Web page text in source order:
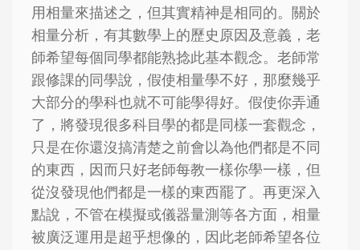
用相量來描述之，但其實精神是相同的。關於
相量分析，有其數學上的歷史原因及意義，老
師希望每個同學都能熟捻此基本觀念。老師常
跟修課的同學說，假使相量學不好，那麼幾乎
大部分的學科也就不可能學得好。假使你弄通
了，將發現很多科目學的都是同樣一套觀念，
只是在你還沒搞清楚之前會以為他們都是不同
的東西，因而只好老師每教一樣你學一樣，但
從沒發現他們都是一樣的東西罷了。再更深入
點說，不管在模擬或儀器量測等各方面，相量
被廣泛運用是超乎想像的，因此老師希望各位